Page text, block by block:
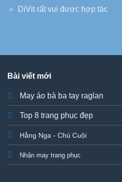
DiVit rất vui được hợp tác
Bài viết mới
May áo bà ba tay raglan
Top 8 trang phục đẹp
Hằng Nga - Chú Cuội
Nhận may trang phục